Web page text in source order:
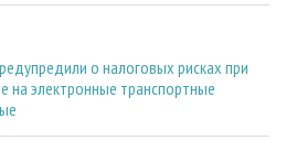
о налоговых рисках при
на электронные транспортные